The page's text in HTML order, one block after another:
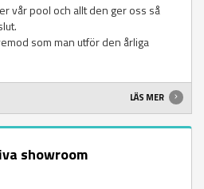
vår pool och allt den ger oss så
som man utför den årliga
LÄS MER
showroom